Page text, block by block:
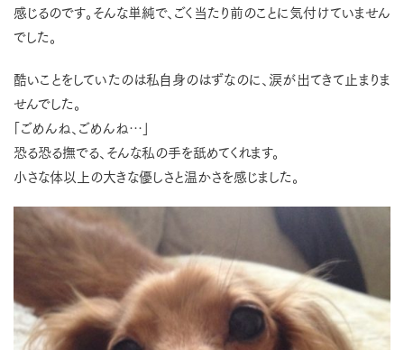
感じるのです。そんな単純で、ごく当たり前のことに気付けていません
でした。
酷いことをしていたのは私自身のはずなのに、涙が出てきて止まりま
せんでした。
「ごめんね、ごめんね…」
恐る恐る撫でる、そんな私の手を舐めてくれます。
小さな体以上の大きな優しさと温かさを感じました。